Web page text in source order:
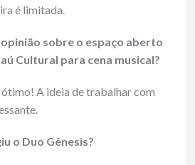
é limitada.
opinião sobre o espaço aberto
Cultural para cena musical?
ótimo! A ideia de trabalhar com
o Duo Gênesis?